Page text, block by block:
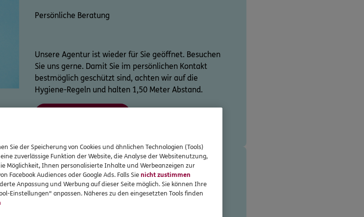
Persönliche Beratung
Unsere Agentur ist wieder für Sie geöffnet. Besuchen
Sie uns gerne. Damit Sie im persönlichen Kontakt
bestmöglich geschützt sind, achten wir auf die
Hygiene-Regeln und halten 1,50 Meter Abstand.
Online-Beratung
Sie der Speicherung von Cookies und ähnlichen Technologien (Tools)
zuverlässige Funktion der Website, die Analyse der Websitenutzung,
Möglichkeit, Ihnen personalisierte Inhalte und Werbeanzeigen zur
Facebook Audiences oder Google Ads. Falls Sienicht zustimmen
Anpassung und Werbung auf dieser Seite möglich. Sie können Ihre
Einstellungen" anpassen. Näheres zu den eingesetzten Tools finden